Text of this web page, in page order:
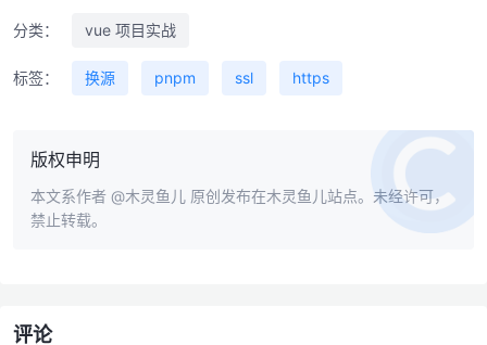
分类： vue 项目实战
标签： 换源 pnpm ssl https
版权申明
本文系作者 @木灵鱼儿 原创发布在木灵鱼儿站点。未经许可，
禁止转载。
评论